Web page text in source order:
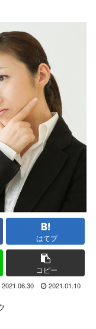
はてブ
コピー
2021.06.30 2021.01.10